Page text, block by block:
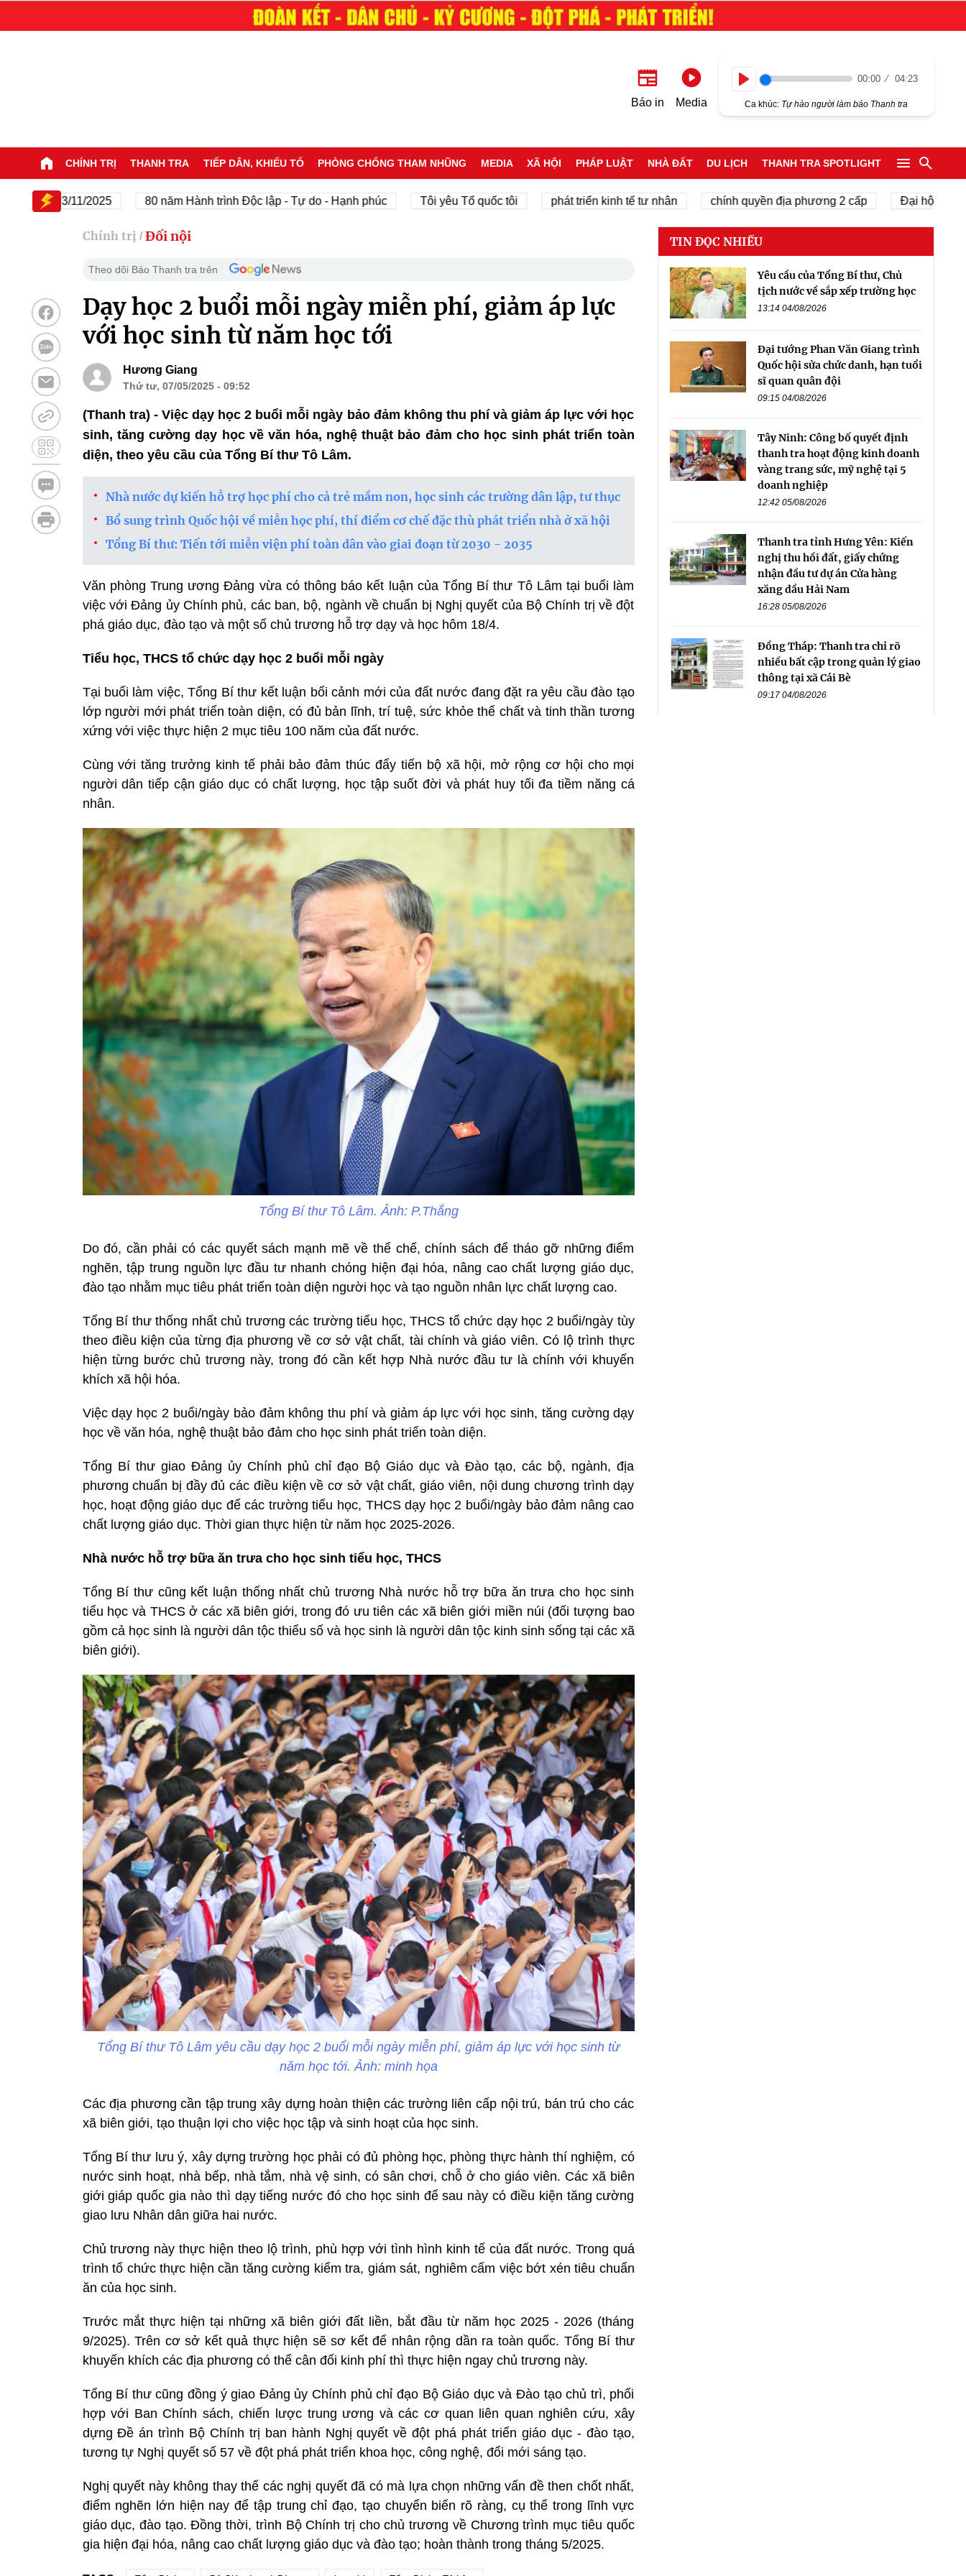
Báo in Media
00:00 04:23
Ca khúc: Tự hào người làm báo Thanh tra
CHÍNH TRỊ THANH TRA TIẾP DÂN, KHIẾU TỐ PHÒNG CHỐNG THAM NHŨNG MEDIA XÃ HỘI PHÁP LUẬT NHÀ ĐẤT DU LỊCH THANH TRA SPOTLIGHT
- 23/11/2025 80 năm Hành trình Độc lập - Tự do - Hạnh phúc Tôi yêu Tổ quốc tôi phát triển kinh tế tư nhân chính quyền địa phương 2 cấp Đại hội Đại biểu
Chính trị / Đối nội
Theo dõi Báo Thanh tra trên
Dạy học 2 buổi mỗi ngày miễn phí, giảm áp lực
với học sinh từ năm học tới
Hương Giang
Thứ tư, 07/05/2025 - 09:52
(Thanh tra) - Việc dạy học 2 buổi mỗi ngày bảo đảm không thu phí và giảm áp lực với học
sinh, tăng cường dạy học về văn hóa, nghệ thuật bảo đảm cho học sinh phát triển toàn
diện, theo yêu cầu của Tổng Bí thư Tô Lâm.
Nhà nước dự kiến hỗ trợ học phí cho cả trẻ mầm non, học sinh các trường dân lập, tư thục
Bổ sung trình Quốc hội về miễn học phí, thí điểm cơ chế đặc thù phát triển nhà ở xã hội
Tổng Bí thư: Tiến tới miễn viện phí toàn dân vào giai đoạn từ 2030 - 2035
Văn phòng Trung ương Đảng vừa có thông báo kết luận của Tổng Bí thư Tô Lâm tại buổi làm
việc với Đảng ủy Chính phủ, các ban, bộ, ngành về chuẩn bị Nghị quyết của Bộ Chính trị về đột
phá giáo dục, đào tạo và một số chủ trương hỗ trợ dạy và học hôm 18/4.
Tiểu học, THCS tổ chức dạy học 2 buổi mỗi ngày
Tại buổi làm việc, Tổng Bí thư kết luận bối cảnh mới của đất nước đang đặt ra yêu cầu đào tạo
lớp người mới phát triển toàn diện, có đủ bản lĩnh, trí tuệ, sức khỏe thể chất và tinh thần tương
xứng với việc thực hiện 2 mục tiêu 100 năm của đất nước.
Cùng với tăng trưởng kinh tế phải bảo đảm thúc đẩy tiến bộ xã hội, mở rộng cơ hội cho mọi
người dân tiếp cận giáo dục có chất lượng, học tập suốt đời và phát huy tối đa tiềm năng cá
nhân.
Tổng Bí thư Tô Lâm. Ảnh: P.Thắng
Do đó, cần phải có các quyết sách mạnh mẽ về thể chế, chính sách để tháo gỡ những điểm
nghẽn, tập trung nguồn lực đầu tư nhanh chóng hiện đại hóa, nâng cao chất lượng giáo dục,
đào tạo nhằm mục tiêu phát triển toàn diện người học và tạo nguồn nhân lực chất lượng cao.
Tổng Bí thư thống nhất chủ trương các trường tiểu học, THCS tổ chức dạy học 2 buổi/ngày tùy
theo điều kiện của từng địa phương về cơ sở vật chất, tài chính và giáo viên. Có lộ trình thực
hiện từng bước chủ trương này, trong đó cần kết hợp Nhà nước đầu tư là chính với khuyến
khích xã hội hóa.
Việc dạy học 2 buổi/ngày bảo đảm không thu phí và giảm áp lực với học sinh, tăng cường dạy
học về văn hóa, nghệ thuật bảo đảm cho học sinh phát triển toàn diện.
Tổng Bí thư giao Đảng ủy Chính phủ chỉ đạo Bộ Giáo dục và Đào tạo, các bộ, ngành, địa
phương chuẩn bị đầy đủ các điều kiện về cơ sở vật chất, giáo viên, nội dung chương trình dạy
học, hoạt động giáo dục để các trường tiểu học, THCS dạy học 2 buổi/ngày bảo đảm nâng cao
chất lượng giáo dục. Thời gian thực hiện từ năm học 2025-2026.
Nhà nước hỗ trợ bữa ăn trưa cho học sinh tiểu học, THCS
Tổng Bí thư cũng kết luận thống nhất chủ trương Nhà nước hỗ trợ bữa ăn trưa cho học sinh
tiểu học và THCS ở các xã biên giới, trong đó ưu tiên các xã biên giới miền núi (đối tượng bao
gồm cả học sinh là người dân tộc thiểu số và học sinh là người dân tộc kinh sinh sống tại các xã
biên giới).
Tổng Bí thư Tô Lâm yêu cầu dạy học 2 buổi mỗi ngày miễn phí, giảm áp lực với học sinh từ
năm học tới. Ảnh: minh họa
Các địa phương cần tập trung xây dựng hoàn thiện các trường liên cấp nội trú, bán trú cho các
xã biên giới, tạo thuận lợi cho việc học tập và sinh hoạt của học sinh.
Tổng Bí thư lưu ý, xây dựng trường học phải có đủ phòng học, phòng thực hành thí nghiệm, có
nước sinh hoạt, nhà bếp, nhà tắm, nhà vệ sinh, có sân chơi, chỗ ở cho giáo viên. Các xã biên
giới giáp quốc gia nào thì dạy tiếng nước đó cho học sinh để sau này có điều kiện tăng cường
giao lưu Nhân dân giữa hai nước.
Chủ trương này thực hiện theo lộ trình, phù hợp với tình hình kinh tế của đất nước. Trong quá
trình tổ chức thực hiện cần tăng cường kiểm tra, giám sát, nghiêm cấm việc bớt xén tiêu chuẩn
ăn của học sinh.
Trước mắt thực hiện tại những xã biên giới đất liền, bắt đầu từ năm học 2025 - 2026 (tháng
9/2025). Trên cơ sở kết quả thực hiện sẽ sơ kết để nhân rộng dần ra toàn quốc. Tổng Bí thư
khuyến khích các địa phương có thể cân đối kinh phí thì thực hiện ngay chủ trương này.
Tổng Bí thư cũng đồng ý giao Đảng ủy Chính phủ chỉ đạo Bộ Giáo dục và Đào tạo chủ trì, phối
hợp với Ban Chính sách, chiến lược trung ương và các cơ quan liên quan nghiên cứu, xây
dựng Đề án trình Bộ Chính trị ban hành Nghị quyết về đột phá phát triển giáo dục - đào tạo,
tương tự Nghị quyết số 57 về đột phá phát triển khoa học, công nghệ, đổi mới sáng tạo.
Nghị quyết này không thay thế các nghị quyết đã có mà lựa chọn những vấn đề then chốt nhất,
điểm nghẽn lớn hiện nay để tập trung chỉ đạo, tạo chuyển biến rõ ràng, cụ thể trong lĩnh vực
giáo dục, đào tạo. Đồng thời, trình Bộ Chính trị cho chủ trương về Chương trình mục tiêu quốc
gia hiện đại hóa, nâng cao chất lượng giáo dục và đào tạo; hoàn thành trong tháng 5/2025.
TIN ĐỌC NHIỀU
Yêu cầu của Tổng Bí thư, Chủ
tịch nước về sắp xếp trường học
13:14 04/08/2026
Đại tướng Phan Văn Giang trình
Quốc hội sửa chức danh, hạn tuổi
sĩ quan quân đội
09:15 04/08/2026
Tây Ninh: Công bố quyết định
thanh tra hoạt động kinh doanh
vàng trang sức, mỹ nghệ tại 5
doanh nghiệp
12:42 05/08/2026
Thanh tra tỉnh Hưng Yên: Kiến
nghị thu hồi đất, giấy chứng
nhận đầu tư dự án Cửa hàng
xăng dầu Hải Nam
16:28 05/08/2026
Đồng Tháp: Thanh tra chỉ rõ
nhiều bất cập trong quản lý giao
thông tại xã Cái Bè
09:17 04/08/2026